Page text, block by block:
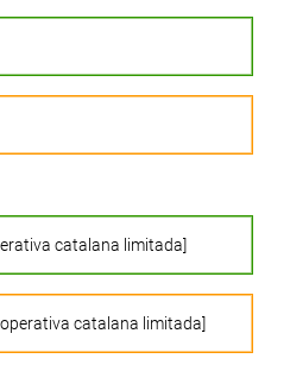
catalana limitada]
catalana limitada]